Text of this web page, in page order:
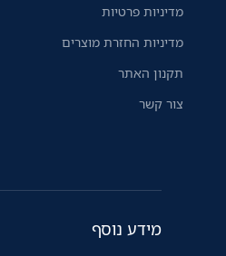
מדיניות פרטיות
מדיניות החזרת מוצרים
תקנון האתר
צור קשר
מידע נוסף